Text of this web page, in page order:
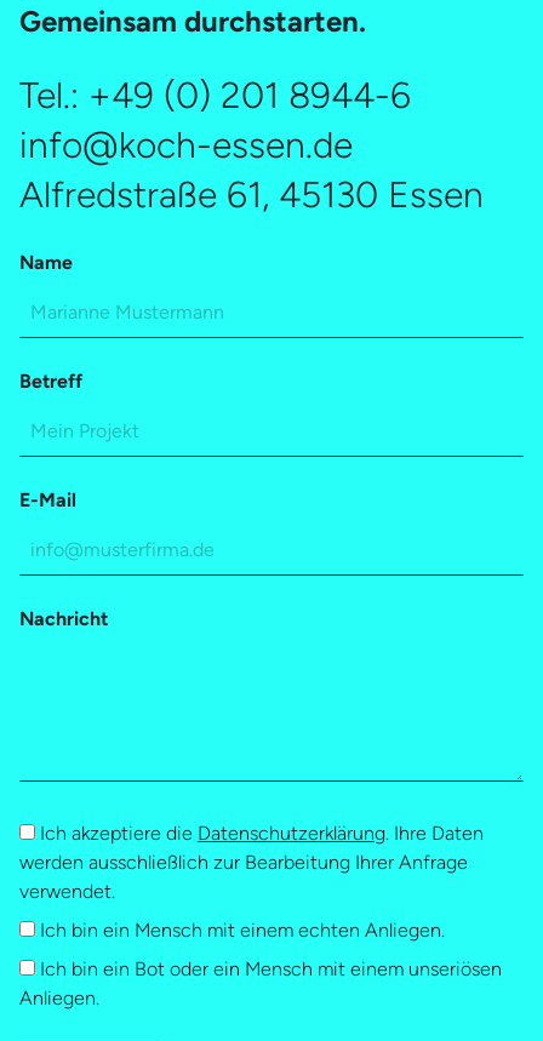
Gemeinsam durchstarten.
Tel.: +49 (0) 201 8944-6
info@koch-essen.de
Alfredstraße 61, 45130 Essen
Name
Betreff
E-Mail
Nachricht
Ich akzeptiere die Datenschutzerklärung. Ihre Daten
werden ausschließlich zur Bearbeitung Ihrer Anfrage
verwendet.
Ich bin ein Mensch mit einem echten Anliegen.
Ich bin ein Bot oder ein Mensch mit einem unseriösen
Anliegen.